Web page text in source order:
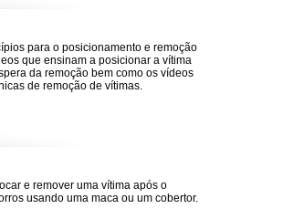
para o posicionamento e remoção
que ensinam a posicionar a vítima
da remoção bem como os vídeos
de remoção de vítimas.
e remover uma vítima após o
usando uma maca ou um cobertor.